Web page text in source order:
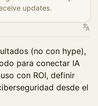
updates.
(no con hype),
para conectar IA
con ROI, definir
desde el